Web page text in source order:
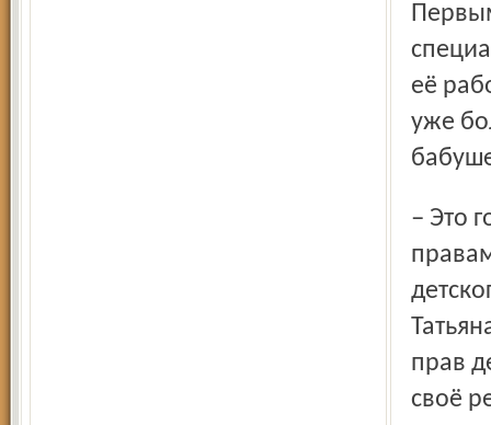
её
уже
– Это говорит о том, что как институт уполномоченного по
прав
своё